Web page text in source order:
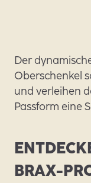
Der
Oberschenkel
und verleihen
Passform eine
BRAX-